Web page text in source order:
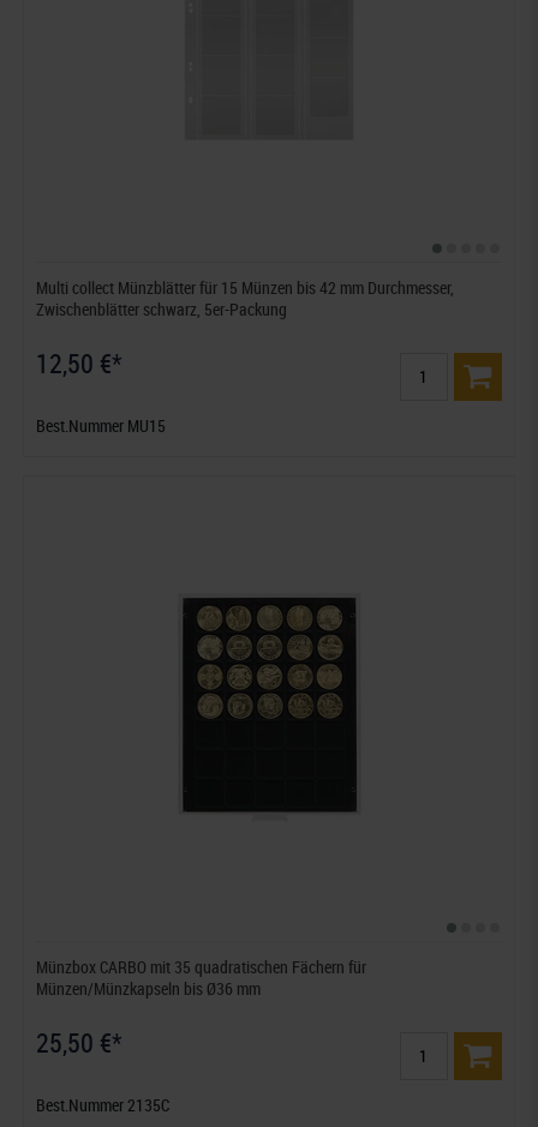
Multi collect Münzblätter für 15 Münzen bis 42 mm Durchmesser,
Zwischenblätter schwarz, 5er-Packung
12,50 €*
Best.Nummer MU15
Münzbox CARBO mit 35 quadratischen Fächern für
Münzen/Münzkapseln bis Ø36 mm
25,50 €*
Best.Nummer 2135C